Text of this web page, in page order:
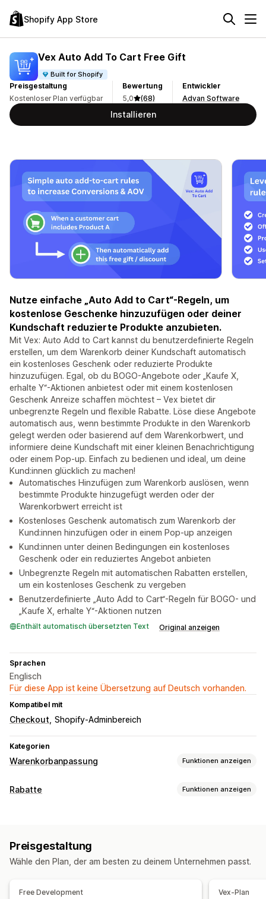
Shopify App Store
Vex Auto Add To Cart Free Gift
Built for Shopify
Preisgestaltung
Kostenloser Plan verfügbar
Bewertung
5,0
(68)
Entwickler
Advan Software
Installieren
Nutze einfache „Auto Add to Cart“-Regeln, um
kostenlose Geschenke hinzuzufügen oder deiner
Kundschaft reduzierte Produkte anzubieten.
Mit Vex: Auto Add to Cart kannst du benutzerdefinierte Regeln
erstellen, um dem Warenkorb deiner Kundschaft automatisch
ein kostenloses Geschenk oder reduzierte Produkte
hinzuzufügen. Egal, ob du BOGO-Angebote oder „Kaufe X,
erhalte Y“-Aktionen anbietest oder mit einem kostenlosen
Geschenk Anreize schaffen möchtest – Vex bietet dir
unbegrenzte Regeln und flexible Rabatte. Löse diese Angebote
automatisch aus, wenn bestimmte Produkte in den Warenkorb
gelegt werden oder basierend auf dem Warenkorbwert, und
informiere deine Kundschaft mit einer kleinen Benachrichtigung
oder einem Pop-up. Einfach zu bedienen und ideal, um deine
Kund:innen glücklich zu machen!
Automatisches Hinzufügen zum Warenkorb auslösen, wenn
bestimmte Produkte hinzugefügt werden oder der
Warenkorbwert erreicht ist
Kostenloses Geschenk automatisch zum Warenkorb der
Kund:innen hinzufügen oder in einem Pop-up anzeigen
Kund:innen unter deinen Bedingungen ein kostenloses
Geschenk oder ein reduziertes Angebot anbieten
Unbegrenzte Regeln mit automatischen Rabatten erstellen,
um ein kostenloses Geschenk zu vergeben
Benutzerdefinierte „Auto Add to Cart“-Regeln für BOGO- und
„Kaufe X, erhalte Y“-Aktionen nutzen
Enthält automatisch übersetzten Text Original anzeigen
Sprachen
Englisch
Für diese App ist keine Übersetzung auf Deutsch vorhanden.
Kompatibel mit
Checkout Shopify-Adminbereich
Kategorien
Warenkorbanpassung Funktionen anzeigen
Warenkorbanzeige
Upselling
Produktempfehlungen
Mehr kaufen, mehr sparen
Zusätzliche Gebühren
Rabatte Funktionen anzeigen
Warenkorbrabatte Checkout-Rabatte
Prämien Upselling-Rabatte
Cross-Selling-Rabatte
Preisgestaltung
Wähle den Plan, der am besten zu deinem Unternehmen passt.
Free Development Vex-Plan